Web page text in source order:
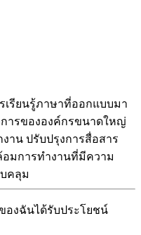
รเรียนรู้ภาษาที่ออกแบบมา
ารขององค์กรขนาดใหญ่
าน ปรับปรุงการสื่อสาร
อมการทํางานที่มีความ
คลุม
ของฉันได้รับประโยชน์